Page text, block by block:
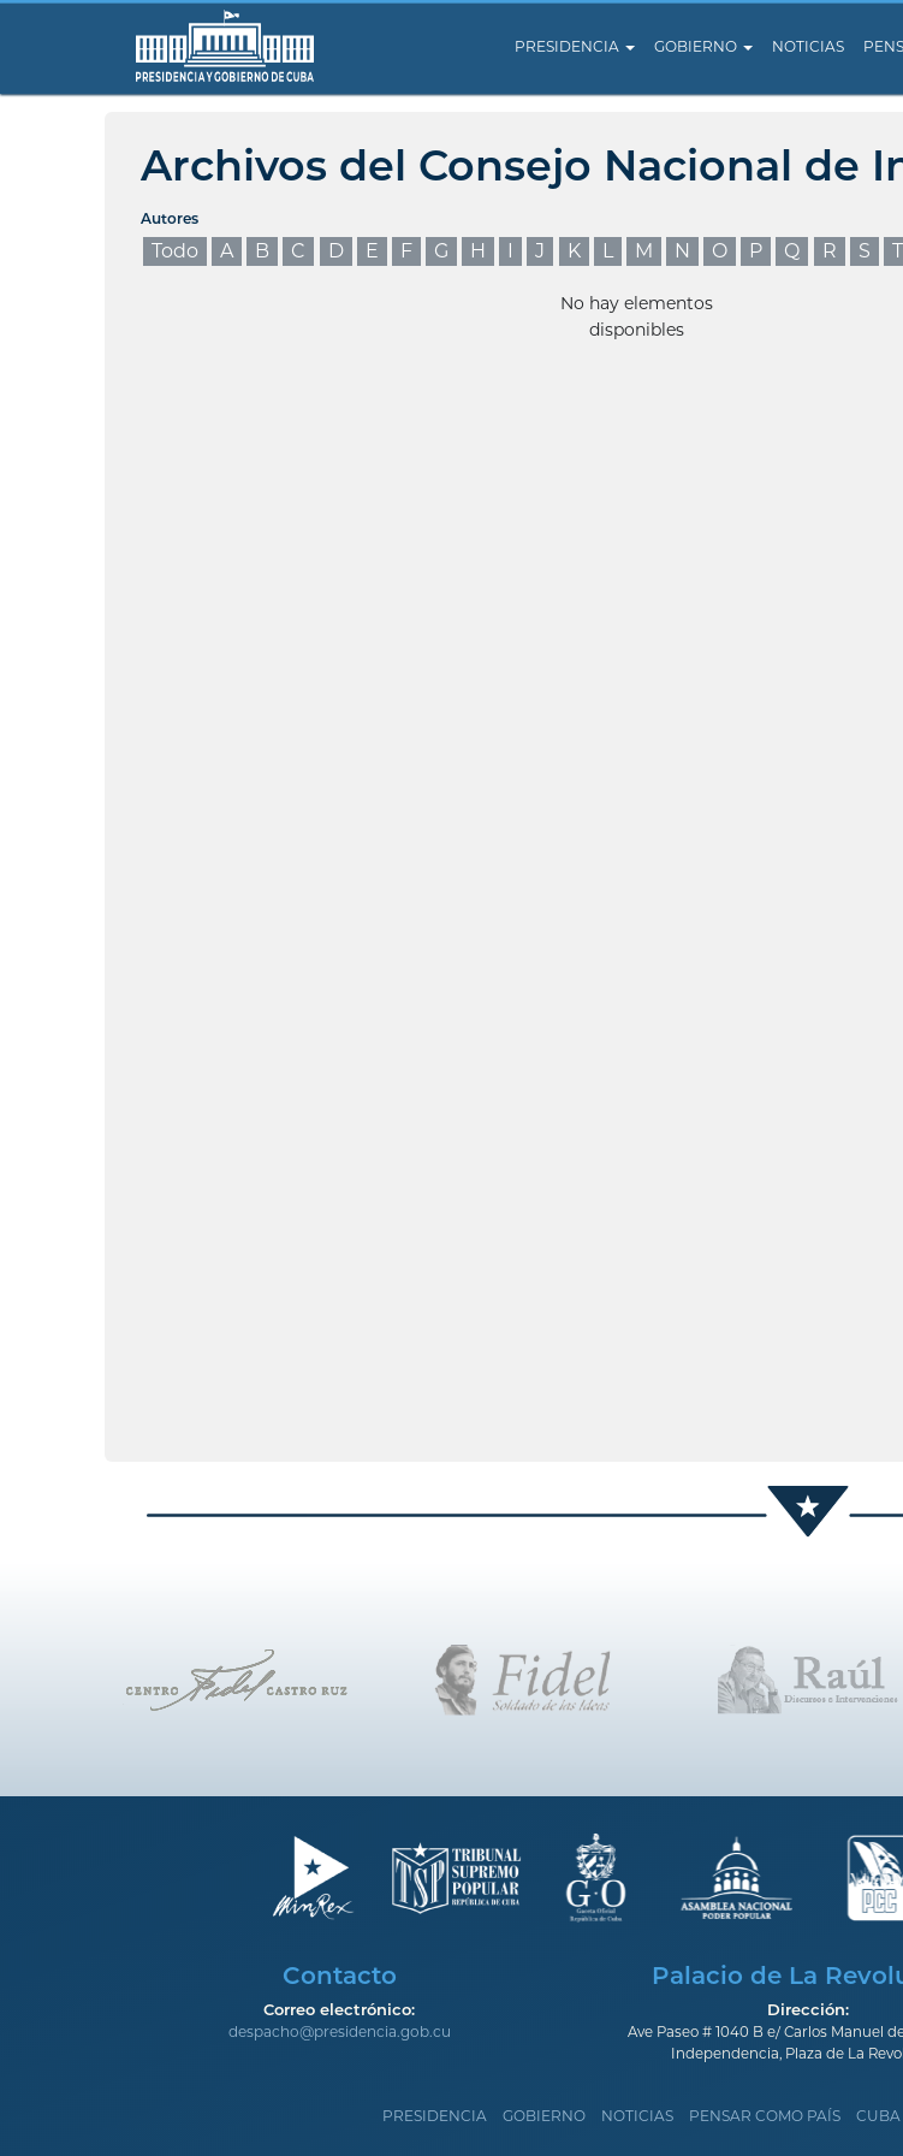
PRESIDENCIA GOBIERNO NOTICIAS
Archivos del Consejo Nacional de
Autores
Todo A B C D E F G H I J K L M N O P Q R S T
No hay elementos
disponibles
Contacto
Correo electrónico:
despacho@presidencia.gob.cu
Palacio de La
Dirección:
Ave Paseo # 1040 B e/ Carlos Manuel
Independencia, Plaza de La
PRESIDENCIA GOBIERNO NOTICIAS PENSAR COMO PAÍS CUBA